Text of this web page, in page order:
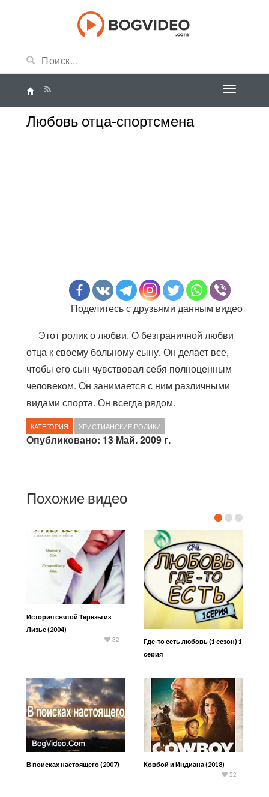
Любовь отца-спортсмена
Поделитесь с друзьями данным видео
Этот ролик о любви. О безграничной любви
отца к своему больному сыну. Он делает все,
чтобы его сын чувствовал себя полноценным
человеком. Он занимается с ним различными
видами спорта. Он всегда рядом.
КАТЕГОРИЯ ХРИСТИАНСКИЕ РОЛИКИ
Опубликовано: 13 Май. 2009 г.
Похожие видео
История святой Терезы из
Лизье (2004)
32
Где-то есть любовь (1 сезон) 1
серия
В поисках настоящего (2007) Ковбой и Индиана (2018)
52